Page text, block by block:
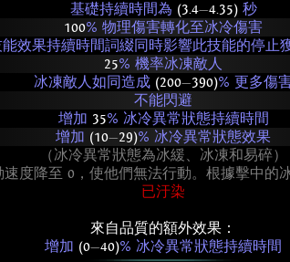
基礎持續時間為 (3.4—4.35)秒
100% 物理傷害轉化至冰冷傷害
能效果持續時間詞綴同時影響此技能的停止
25% 機率冰凍敵人
冰凍敵人如同造成 (200—390)% 更多傷
不能閃避
增加 35% 冰冷異常狀態持續時間
增加 (10—29)% 冰冷異常狀態效果
（冰冷異常狀態為冰緩、冰凍和易碎）
速度降至 0，使他們無法行動。根據擊中的
已汙染
來自品質的額外效果：
增加 (0—40)% 冰冷異常狀態持續時間